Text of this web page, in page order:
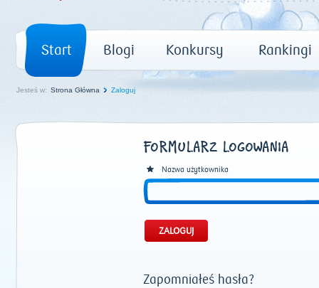
Start Blogi Konkursy Rankingi
Jesteś w: Strona Główna Zaloguj
FORMULARZ LOGOWANIA
Nazwa użytkownika
Zapomniałeś hasła?